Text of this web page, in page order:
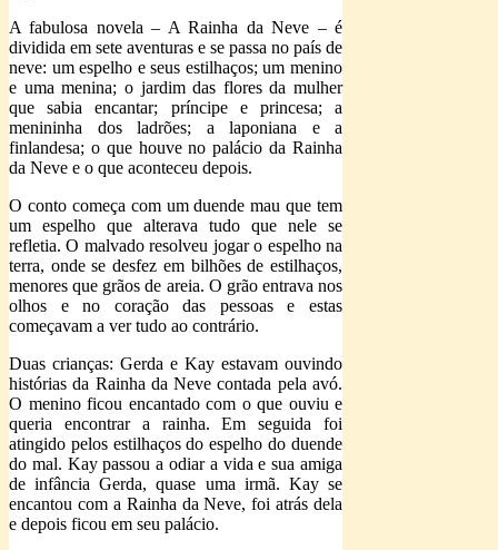
A fabulosa novela – A Rainha da Neve – é
dividida em sete aventuras e se passa no país de
neve: um espelho e seus estilhaços; um menino
e uma menina; o jardim das flores da mulher
que sabia encantar; príncipe e princesa; a
menininha dos ladrões; a laponiana e a
finlandesa; o que houve no palácio da Rainha
da Neve e o que aconteceu depois.
O conto começa com um duende mau que tem
um espelho que alterava tudo que nele se
refletia. O malvado resolveu jogar o espelho na
terra, onde se desfez em bilhões de estilhaços,
menores que grãos de areia. O grão entrava nos
olhos e no coração das pessoas e estas
começavam a ver tudo ao contrário.
Duas crianças: Gerda e Kay estavam ouvindo
histórias da Rainha da Neve contada pela avó.
O menino ficou encantado com o que ouviu e
queria encontrar a rainha. Em seguida foi
atingido pelos estilhaços do espelho do duende
do mal. Kay passou a odiar a vida e sua amiga
de infância Gerda, quase uma irmã. Kay se
encantou com a Rainha da Neve, foi atrás dela
e depois ficou em seu palácio.